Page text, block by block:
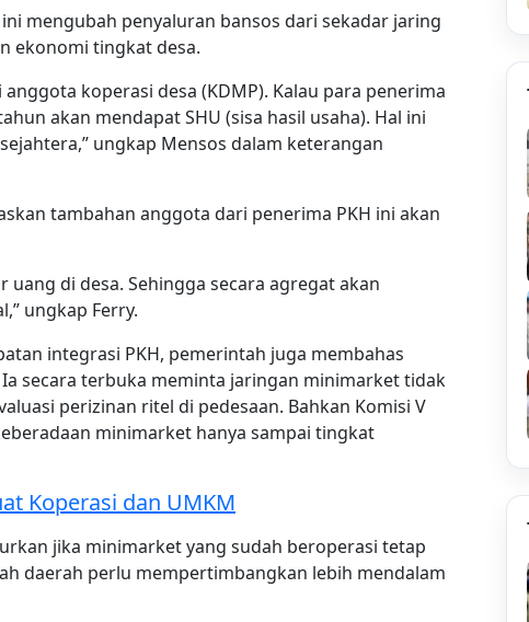
mengubah penyaluran bansos dari sekadar jaring
ekonomi tingkat desa.
koperasi desa (KDMP). Kalau para penerima
akan mendapat SHU (sisa hasil usaha). Hal ini
ungkap Mensos dalam keterangan
tambahan anggota dari penerima PKH ini akan
di desa. Sehingga secara agregat akan
ungkap Ferry.
integrasi PKH, pemerintah juga membahas
secara terbuka meminta jaringan minimarket tidak
perizinan ritel di pedesaan. Bahkan Komisi V
minimarket hanya sampai tingkat
Koperasi dan UMKM
jika minimarket yang sudah beroperasi tetap
daerah perlu mempertimbangkan lebih mendalam